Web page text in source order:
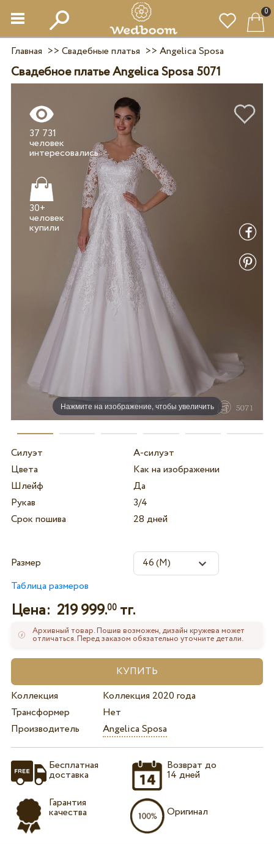
0
Главная >> Свадебные платья >> Angelica Sposa
Свадебное платье Angelica Sposa 5071
Нажмите на изображение, чтобы увеличить
37 731
человек
интересовались
30+
человек
Силуэт
А-силуэт
Цвета
Как на изображении
Шлейф
Да
Рукав
3/4
Срок пошива
28 дней
Размер
Таблица размеров
Цена: 219 999.00тг.
Архивный товар. Пошив возможен, дизайн кружева может
отличаться. Перед заказом обязательно уточните детали.
Коллекция
Коллекция 2020 года
Трансформер
Нет
Производитель
Angelica Sposa
Бесплатная
доставка
Гарантия
качества
Возврат до
14 дней
Оригинал